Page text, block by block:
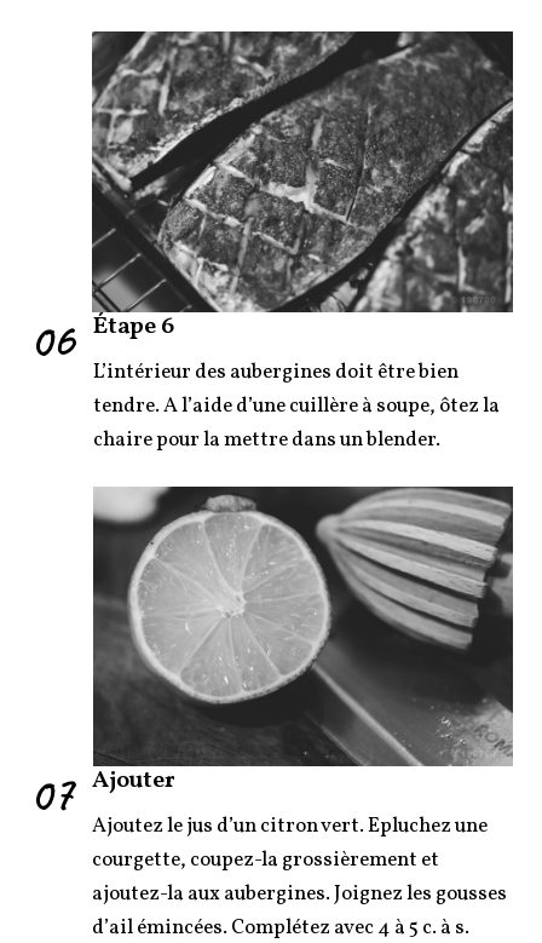
06 Étape 6
L’intérieur des aubergines doit être bien
tendre. A l’aide d’une cuillère à soupe, ôtez la
chaire pour la mettre dans un blender.
07 Ajouter
Ajoutez le jus d’un citron vert. Epluchez une
courgette, coupez-la grossièrement et
ajoutez-la aux aubergines. Joignez les gousses
d’ail émincées. Complétez avec 4 à 5 c. à s.